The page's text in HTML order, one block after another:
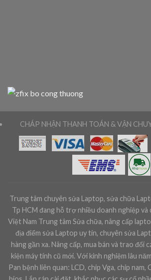
CHÁP NHẬN THANH TOÁN & VẬN
Trung tâm chuyên sửa Laptop, sửa chữa
Tp HCM đang hỗ trợ nhiều doanh nghiệp
Việt Nam Trung tâm Sửa chữa, nâng cấp
địa điểm sửa Laptop uy tín, chuyên sửa
hàng gần xa. Nâng cấp, mua bán và trao đổi
kiện máy tính cũ mới. Với kinh nghiệm lâu
Pan bệnh liên quan: LCD, chip Vga, chip nam,